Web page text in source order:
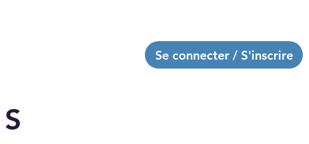
Se connecter / S'inscrire